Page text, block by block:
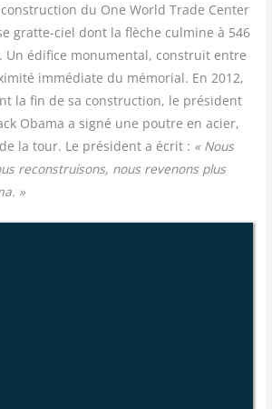
du One World Trade Cen­ter
gratte-ciel dont la flèche culmine à 546
Un édi­fice monu­men­tal, construit entre
immé­diate du mémo­rial. En 2012,
la fin de sa construc­tion, le pré­sident
Oba­ma a signé une poutre en acier,
la tour. Le pré­sident a écrit : « Nous
recons­trui­sons, nous reve­nons plus
»